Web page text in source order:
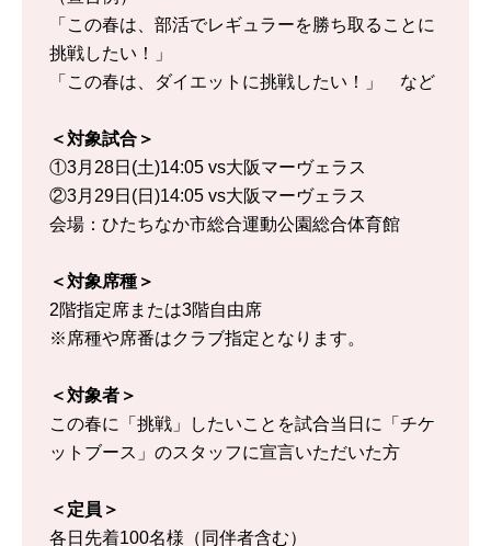
「この春は、部活でレギュラーを勝ち取ることに
挑戦したい！」
「この春は、ダイエットに挑戦したい！」 など
＜対象試合＞
①3月28日(土)14:05 vs大阪マーヴェラス
②3月29日(日)14:05 vs大阪マーヴェラス
会場：ひたちなか市総合運動公園総合体育館
＜対象席種＞
2階指定席または3階自由席
※席種や席番はクラブ指定となります。
＜対象者＞
この春に「挑戦」したいことを試合当日に「チケ
ットブース」のスタッフに宣言いただいた方
＜定員＞
各日先着100名様（同伴者含む）